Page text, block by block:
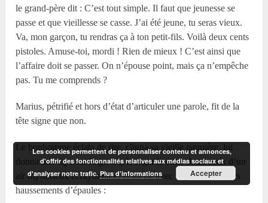
le grand-père dit : C’est tout simple. Il faut que jeunesse se
passe et que vieillesse se casse. J’ai été jeune, tu seras vieux.
Va, mon garçon, tu rendras ça à ton petit-fils. Voilà deux cents
pistoles. Amuse-toi, mordi ! Rien de mieux ! C’est ainsi que
l’affaire doit se passer. On n’épouse point, mais ça n’empêche
pas. Tu me comprends ?
Marius, pétrifié et hors d’état d’articuler une parole, fit de la
tête signe que non.
Le bonhomme éclata de rire, cligna sa vieille paupière, lui
donna une tape sur le genou, le regarda entre deux yeux d’un
air mystérieux et rayonnant, et lui dit avec le plus tendre des
haussements d’épaules :
Les cookies permettent de personnaliser contenu et annonces,
d'offrir des fonctionnalités relatives aux médias sociaux et
d'analyser notre trafic.Plus d’informations Accepter